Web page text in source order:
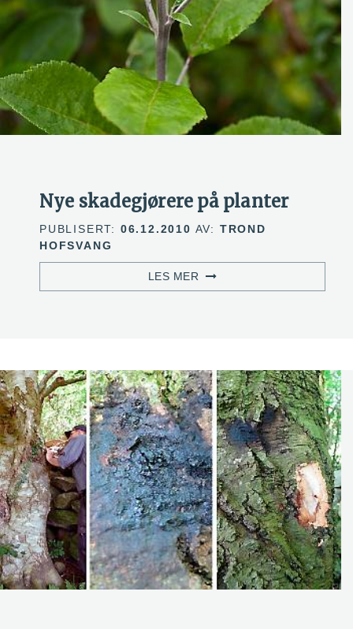
Nye skadegjørere på planter
PUBLISERT: 06.12.2010 AV: TROND
HOFSVANG
LES MER